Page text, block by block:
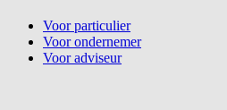
Voor particulier
Voor ondernemer
Voor adviseur